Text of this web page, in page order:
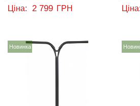
Ціна: 2 799 ГРН Ціна:
Новинка